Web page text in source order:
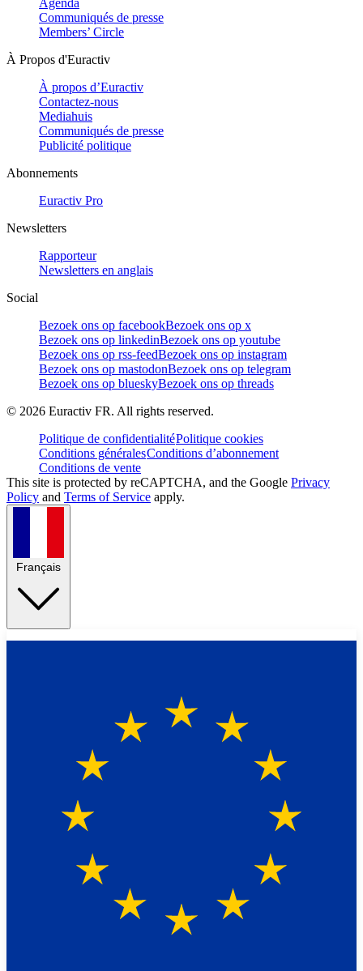
Communiqués de presse
Members’ Circle
À Propos d'Euractiv
À propos d’Euractiv
Contactez-nous
Mediahuis
Communiqués de presse
Publicité politique
Abonnements
Euractiv Pro
Newsletters
Rapporteur
Newsletters en anglais
Social
Bezoek ons op facebookBezoek ons op x
Bezoek ons op linkedinBezoek ons op youtube
Bezoek ons op rss-feedBezoek ons op instagram
Bezoek ons op mastodonBezoek ons op telegram
Bezoek ons op blueskyBezoek ons op threads
© 2026 Euractiv FR. All rights reserved.
Politique de confidentialitéPolitique cookies
Conditions généralesConditions d’abonnement
Conditions de vente
This site is protected by reCAPTCHA, and the Google Privacy
Policy and Terms of Service apply.
Français